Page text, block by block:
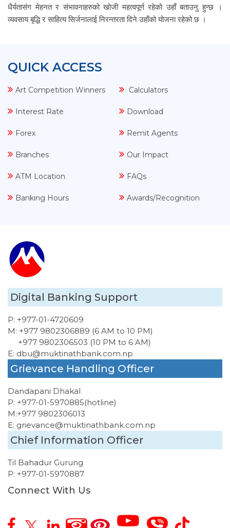
धैर्यतासंग मेहनत र संभावनाहरुको खोजी महत्वपूर्ण रहेको उहाँ बताउनु हुन्छ ।
व्यवसाय बृद्धि र साहित्य सिर्जनालाई निरन्तरता दिने उहाँको योजना रहेको छ ।
QUICK ACCESS
Art Competition Winners
Interest Rate
Forex
Branches
ATM Location
Banking Hours
Calculators
Download
Remit Agents
Our Impact
FAQs
Awards/Recognition
Digital Banking Support
P: +977-01-4720609
M: +977 9802306889 (6 AM to 10 PM)
+977 9802306503 (10 PM to 6 AM)
E: dbu@muktinathbank.com.np
Grievance Handling Officer
Dandapani Dhakal
P: +977-01-5970885(hotline)
M:+977 9802306013
E: grievance@muktinathbank.com.np
Chief Information Officer
Til Bahadur Gurung
P: +977-01-5970887
Connect With Us